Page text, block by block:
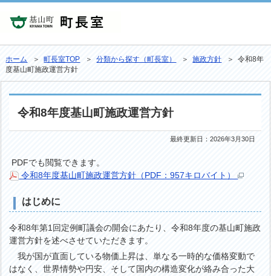
ホーム ＞町長室TOP ＞分類から探す（町長室） ＞施政方針 ＞ 令和8年
度基山町施政運営方針
令和8年度基山町施政運営方針
最終更新日：2026年3月30日
PDFでも閲覧できます。
令和8年度基山町施政運営方針（PDF：957キロバイト）
はじめに
令和8年第1回定例町議会の開会にあたり、令和8年度の基山町施政
運営方針を述べさせていただきます。
我が国が直面している物価上昇は、単なる一時的な価格変動で
はなく、世界情勢や円安、そして国内の構造変化が絡み合った大